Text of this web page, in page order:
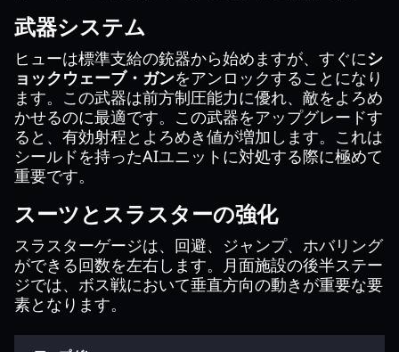
武器システム
ヒューは標準支給の銃器から始めますが、すぐにシ
ョックウェーブ・ガンをアンロックすることになり
ます。この武器は前方制圧能力に優れ、敵をよろめ
かせるのに最適です。この武器をアップグレードす
ると、有効射程とよろめき値が増加します。これは
シールドを持ったAIユニットに対処する際に極めて
重要です。
スーツとスラスターの強化
スラスターゲージは、回避、ジャンプ、ホバリング
ができる回数を左右します。月面施設の後半ステー
ジでは、ボス戦において垂直方向の動きが重要な要
素となります。